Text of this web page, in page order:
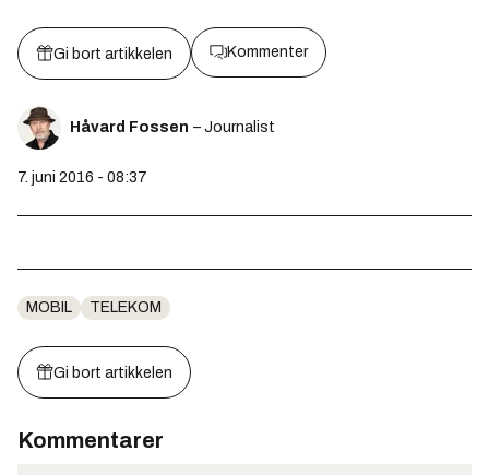
Gi bort artikkelen Kommenter
Håvard Fossen – Journalist
7. juni 2016 - 08:37
MOBIL TELEKOM
Gi bort artikkelen
Kommentarer